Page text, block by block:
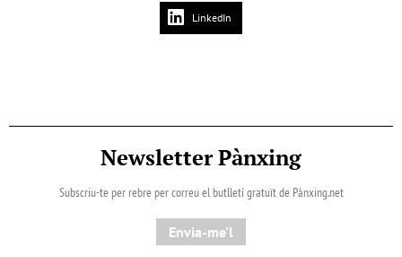
LinkedIn
Newsletter Pànxing
Subscriu-te per rebre per correu el butlletí gratuït de Pànxing.net​
Envia-me'l